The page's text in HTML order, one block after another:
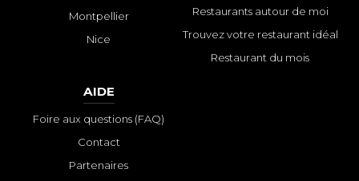
Montpellier
Nice
Restaurants autour de moi
Trouvez votre restaurant idéal
Restaurant du mois
AIDE
Foire aux questions (FAQ)
Contact
Partenaires